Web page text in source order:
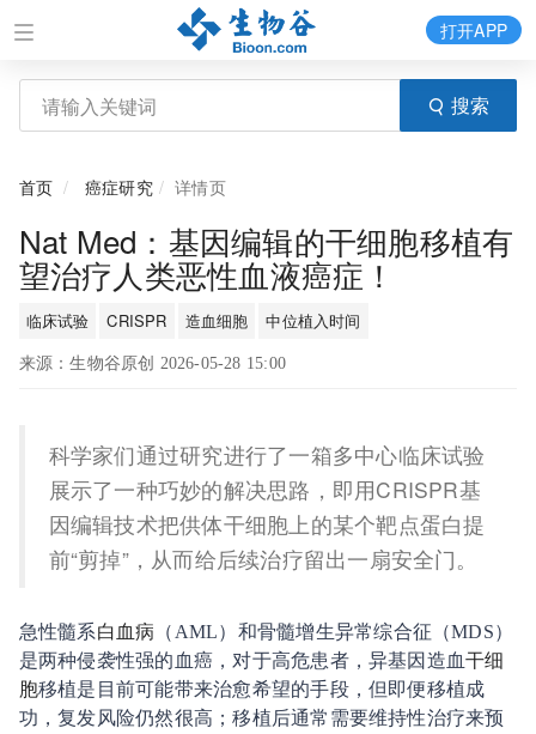
搜索
打开APP
首页 癌症研究 详情页
Nat Med：基因编辑的干细胞移植有
望治疗人类恶性血液癌症！
临床试验 CRISPR 造血细胞 中位植入时间
来源：生物谷原创 2026-05-28 15:00
科学家们通过研究进行了一箱多中心临床试验
展示了一种巧妙的解决思路，即用CRISPR基
因编辑技术把供体干细胞上的某个靶点蛋白提
前“剪掉”，从而给后续治疗留出一扇安全门。
急性髓系白血病 （AML）和骨髓增生异常综合征（MDS）
是两种侵袭性强的血癌，对于高危患者，异基因造血干细
胞移植是目前可能带来治愈希望的手段，但即便移植成
功，复发风险仍然很高；移植后通常需要维持性治疗来预